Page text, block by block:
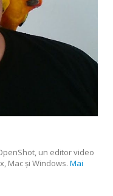
un editor video
Mac și Windows. Mai